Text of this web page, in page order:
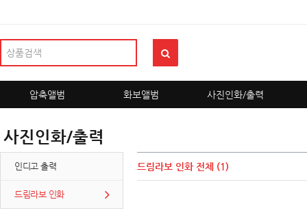
압축앨범 화보앨범 사진인화/출력
사진인화/출력
인디고 출력
드림라보 인화
드림라보 인화 전체 (1)